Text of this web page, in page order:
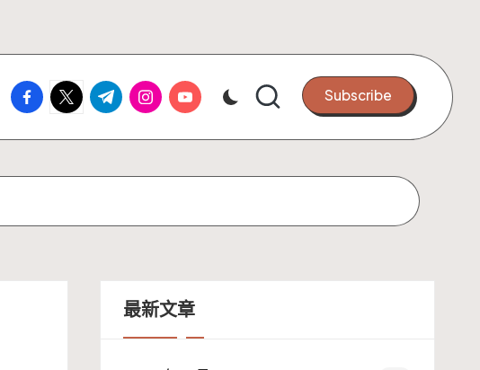
facebook.com
twitter.com
t.me instagram.com
youtube.com Subscribe
最新文章